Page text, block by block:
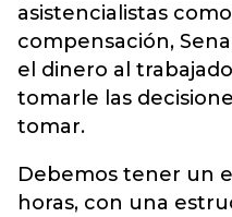
asistencialistas
compensación,
el dinero al
tomarle las
tomar.
Debemos tener un
horas, con una